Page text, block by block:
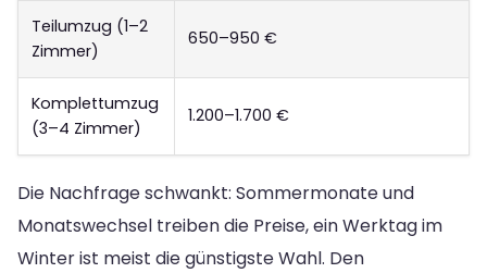
Teilumzug (1–2
Zimmer)
650–950 €
Komplettumzug
(3–4 Zimmer)
1.200–1.700 €
Die Nachfrage schwankt: Sommermonate und
Monatswechsel treiben die Preise, ein Werktag im
Winter ist meist die günstigste Wahl. Den